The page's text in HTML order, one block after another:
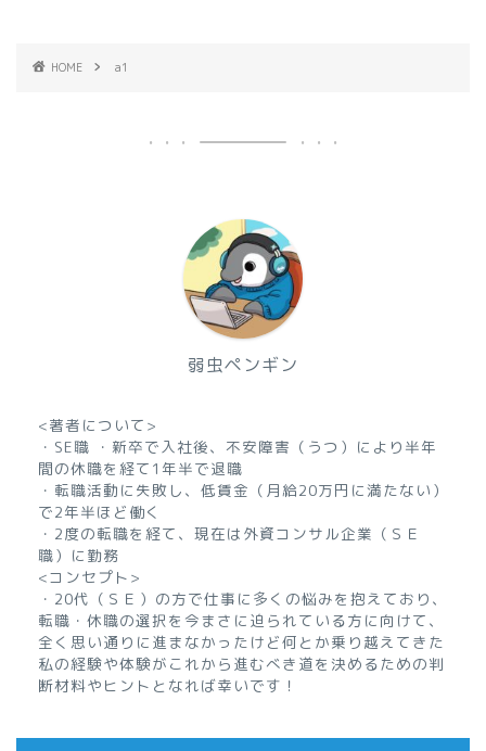
HOME a1
弱虫ペンギン
<著者について>
・SE職 ・新卒で入社後、不安障害（うつ）により半年
間の休職を経て1年半で退職
・転職活動に失敗し、低賃金（月給20万円に満たない）
で2年半ほど働く
・2度の転職を経て、現在は外資コンサル企業（ＳＥ
職）に勤務
<コンセプト>
・20代（ＳＥ）の方で仕事に多くの悩みを抱えており、
転職・休職の選択を今まさに迫られている方に向けて、
全く思い通りに進まなかったけど何とか乗り越えてきた
私の経験や体験がこれから進むべき道を決めるための判
断材料やヒントとなれば幸いです！